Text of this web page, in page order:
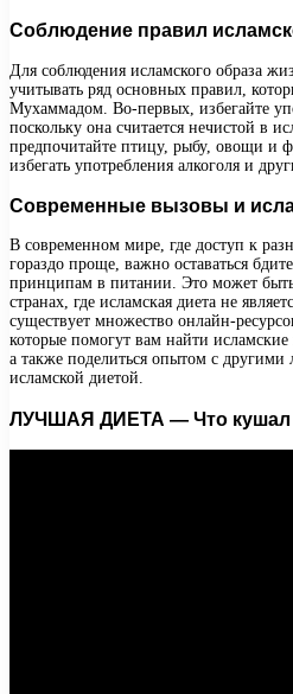
Соблюдение правил
Для соблюдения исламского образа
учитывать ряд основных правил,
Мухаммадом. Во-первых, избегайте
поскольку она считается нечистой в
предпочитайте птицу, рыбу, овощи и
избегать употребления алкоголя и
Современные вызовы и
В современном мире, где доступ к
гораздо проще, важно оставаться
принципам в питании. Это может
странах, где исламская диета не
существует множество онлайн-
которые помогут вам найти
а также поделиться опытом с
исламской диетой.
ЛУЧШАЯ ДИЕТА — Что кушал